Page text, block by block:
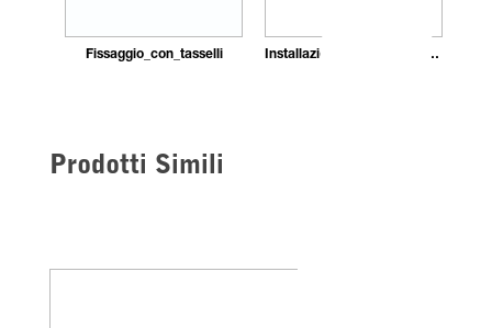
Fissaggio_con_tasselli Installazione_con_adesivo_in_pasta
Prodotti Simili